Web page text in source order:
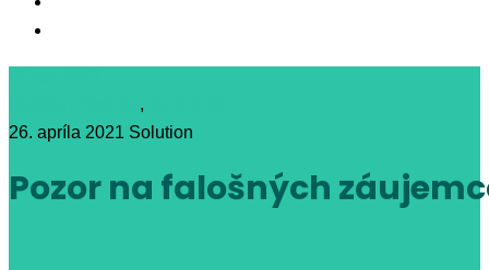
,
26. apríla 2021 Solution
Pozor na falošných